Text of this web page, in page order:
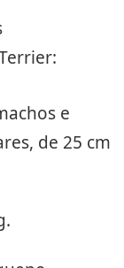
e
de 25 cm